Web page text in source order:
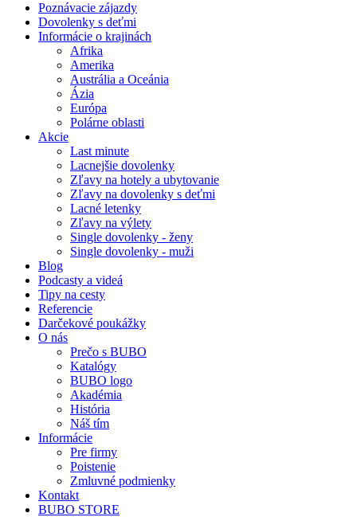
Poznávacie zájazdy
Dovolenky s deťmi
Informácie o krajinách
Afrika
Amerika
Austrália a Oceánia
Ázia
Európa
Polárne oblasti
Akcie
Last minute
Lacnejšie dovolenky
Zľavy na hotely a ubytovanie
Zľavy na dovolenky s deťmi
Lacné letenky
Zľavy na výlety
Single dovolenky - ženy
Single dovolenky - muži
Blog
Podcasty a videá
Tipy na cesty
Referencie
Darčekové poukážky
O nás
Prečo s BUBO
Katalógy
BUBO logo
Akadémia
História
Náš tím
Informácie
Pre firmy
Poistenie
Zmluvné podmienky
Kontakt
BUBO STORE